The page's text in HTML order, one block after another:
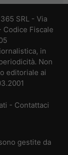
SRL - Via
Codice Fiscale
in
Non
editoriale ai
- Contattaci
gestite da